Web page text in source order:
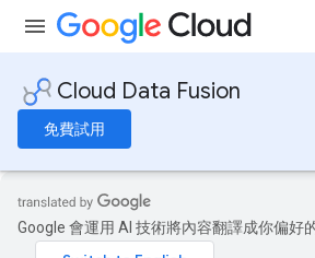
Cloud Data Fusion
免費試用
Google 會運用 AI 技術將內容翻譯成你偏好